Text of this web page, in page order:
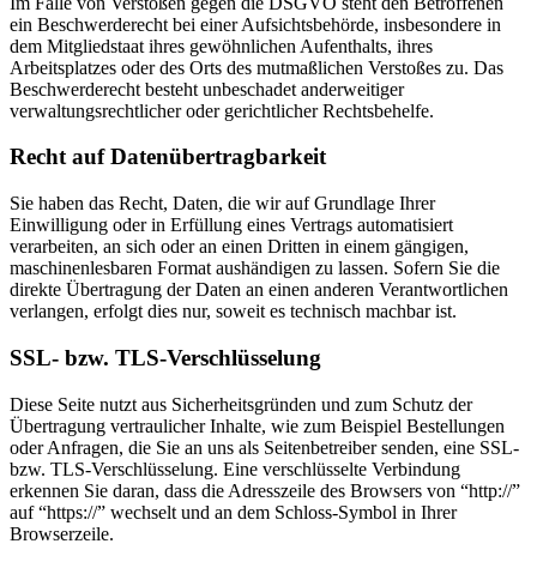
ein Beschwerderecht bei einer Aufsichtsbehörde, insbesondere in
dem Mitgliedstaat ihres gewöhnlichen Aufenthalts, ihres
Arbeitsplatzes oder des Orts des mutmaßlichen Verstoßes zu. Das
Beschwerderecht besteht unbeschadet anderweitiger
verwaltungsrechtlicher oder gerichtlicher Rechtsbehelfe.
Recht auf Datenübertragbarkeit
Sie haben das Recht, Daten, die wir auf Grundlage Ihrer
Einwilligung oder in Erfüllung eines Vertrags automatisiert
verarbeiten, an sich oder an einen Dritten in einem gängigen,
maschinenlesbaren Format aushändigen zu lassen. Sofern Sie die
direkte Übertragung der Daten an einen anderen Verantwortlichen
verlangen, erfolgt dies nur, soweit es technisch machbar ist.
SSL- bzw. TLS-Verschlüsselung
Diese Seite nutzt aus Sicherheitsgründen und zum Schutz der
Übertragung vertraulicher Inhalte, wie zum Beispiel Bestellungen
oder Anfragen, die Sie an uns als Seitenbetreiber senden, eine SSL-
bzw. TLS-Verschlüsselung. Eine verschlüsselte Verbindung
erkennen Sie daran, dass die Adresszeile des Browsers von “http://”
auf “https://” wechselt und an dem Schloss-Symbol in Ihrer
Browserzeile.